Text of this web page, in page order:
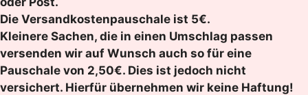
Die Versandkostenpauschale ist 5€.
Kleinere Sachen, die in einen Umschlag passen
versenden wir auf Wunsch auch so für eine
Pauschale von 2,50€. Dies ist jedoch nicht
versichert. Hierfür übernehmen wir keine Haftung!